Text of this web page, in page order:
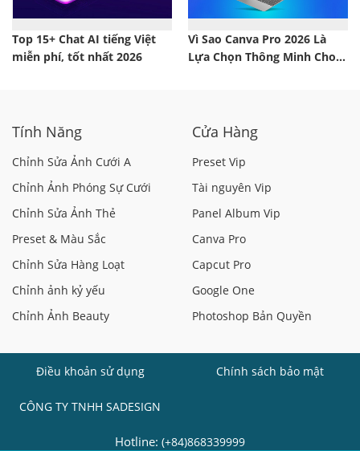
Top 15+ Chat AI tiếng Việt
miễn phí, tốt nhất 2026
Vì Sao Canva Pro 2026 Là
Lựa Chọn Thông Minh Cho
Tính Năng
Chỉnh Sửa Ảnh Cưới A
Chỉnh Ảnh Phóng Sự Cưới
Chỉnh Sửa Ảnh Thẻ
Preset & Màu Sắc
Chỉnh Sửa Hàng Loạt
Chỉnh ảnh kỷ yếu
Chỉnh Ảnh Beauty
Cửa Hàng
Preset Vip
Tài nguyên Vip
Panel Album Vip
Canva Pro
Capcut Pro
Google One
Photoshop Bản Quyền
Điều khoản sử dụng Chính sách bảo mật
CÔNG TY TNHH SADESIGN
Hotline: (+84)868339999